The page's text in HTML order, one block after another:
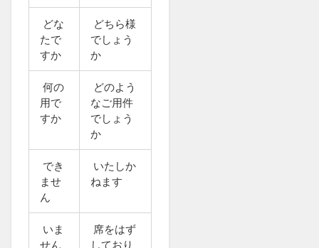
どな
たで
すか
どちら様
でしょう
か
何の
用で
すか
どのよう
なご用件
でしょう
か
でき
ませ
ん
いたしか
ねます
いま
せん
席をはず
しており